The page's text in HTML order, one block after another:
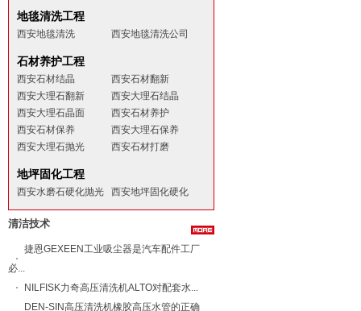
地毯清洗工程
西安地毯清洗 西安地毯清洗公司
石材养护工程
西安石材结晶
西安石材翻新
西安大理石翻新
西安大理石结晶
西安大理石晶面
西安石材养护
西安石材保养
西安大理石保养
西安大理石抛光
西安石材打磨
地坪固化工程
西安水磨石硬化抛光 西安地坪固化硬化
清洁技术
捷恩GEXEEN工业吸尘器是汽车配件工厂
必...
NILFISK力奇​高压清洗机ALTO​对配套水...
DEN-SIN高压清洗机橡胶高压水管的正确